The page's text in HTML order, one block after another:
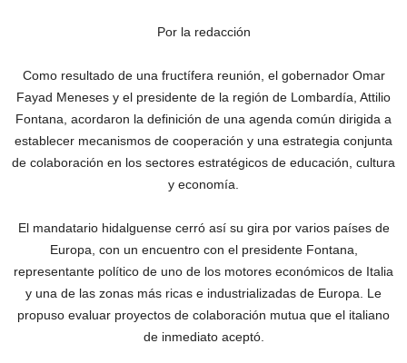
Por la redacción
Como resultado de una fructífera reunión, el gobernador Omar
Fayad Meneses y el presidente de la región de Lombardía, Attilio
Fontana, acordaron la definición de una agenda común dirigida a
establecer mecanismos de cooperación y una estrategia conjunta
de colaboración en los sectores estratégicos de educación, cultura
y economía.
El mandatario hidalguense cerró así su gira por varios países de
Europa, con un encuentro con el presidente Fontana,
representante político de uno de los motores económicos de Italia
y una de las zonas más ricas e industrializadas de Europa. Le
propuso evaluar proyectos de colaboración mutua que el italiano
de inmediato aceptó.